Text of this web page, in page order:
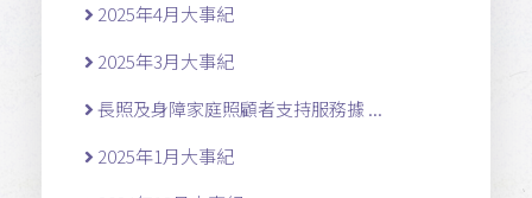
2025年4月大事紀
2025年3月大事紀
長照及身障家庭照顧者支持服務據 ...
2025年1月大事紀